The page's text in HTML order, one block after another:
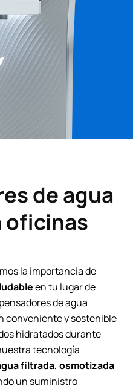
de agua
oficinas
la importancia de
en tu lugar de
de agua
conveniente y sostenible
hidratados durante
tecnología
filtrada, osmotizada
un suministro